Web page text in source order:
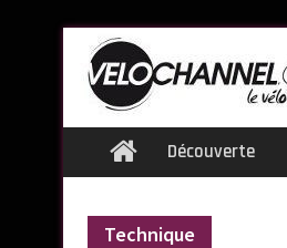
content
HomeDécouverte
Technique